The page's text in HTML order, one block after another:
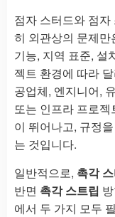
점자 스터드와 점
히 외관상의 문제만
기능, 지역 표준, 설
젝트 환경에 따라
공업체, 엔지니어,
또는 인프라 프로
이 뛰어나고, 규정
는 것입니다.
일반적으로, 촉각
반면 촉각 스트립
에서 두 가지 모두